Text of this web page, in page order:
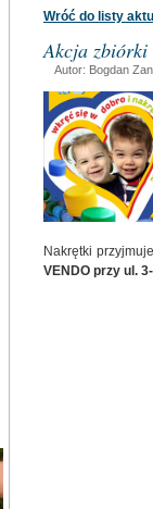
Wróć do listy
Akcja zbiórki
Autor: Bogdan
Nakrętki
VENDO przy ul.